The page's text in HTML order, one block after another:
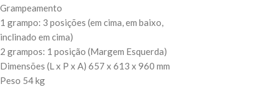
Grampeamento
1 grampo: 3 posições (em cima, em baixo,
inclinado em cima)
2 grampos: 1 posição (Margem Esquerda)
Dimensões (L x P x A) 657 x 613 x 960 mm
Peso 54 kg